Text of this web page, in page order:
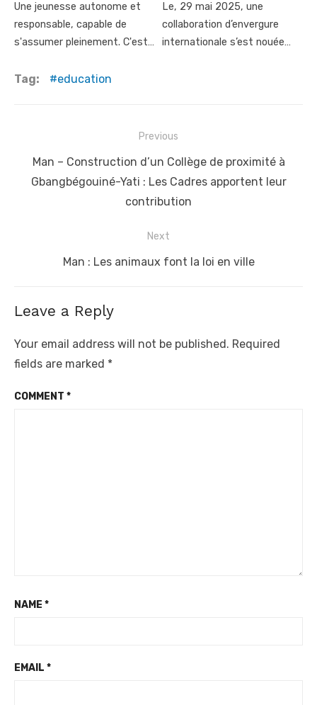
Une jeunesse autonome et
responsable, capable de
s'assumer pleinement. C'est…
Le, 29 mai 2025, une
collaboration d’envergure
internationale s’est nouée…
Tag: education
navigation
Previous
Previous
post:
Man – Construction d’un Collège de proximité à
Gbangbégouiné-Yati : Les Cadres apportent leur
contribution
Next
Next
Man : Les animaux font la loi en ville
Leave a Reply
Your email address will not be published. Required
fields are marked *
COMMENT *
NAME *
EMAIL *